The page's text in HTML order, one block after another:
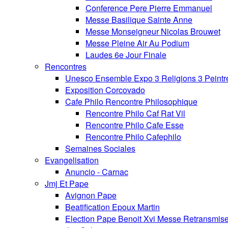
Conference Pere Pierre Emmanuel
Messe Basilique Sainte Anne
Messe Monseigneur Nicolas Brouwet
Messe Pleine Air Au Podium
Laudes 6e Jour Finale
Rencontres
Unesco Ensemble Expo 3 Religions 3
Exposition Corcovado
Cafe Philo Rencontre Philosophique
Rencontre Philo Caf Rat Vil
Rencontre Philo Cafe Esse
Rencontre Philo Cafephilo
Semaines Sociales
Evangelisation
Anuncio - Carnac
Jmj Et Pape
Avignon Pape
Beatification Epoux Martin
Election Pape Benoit Xvi Messe